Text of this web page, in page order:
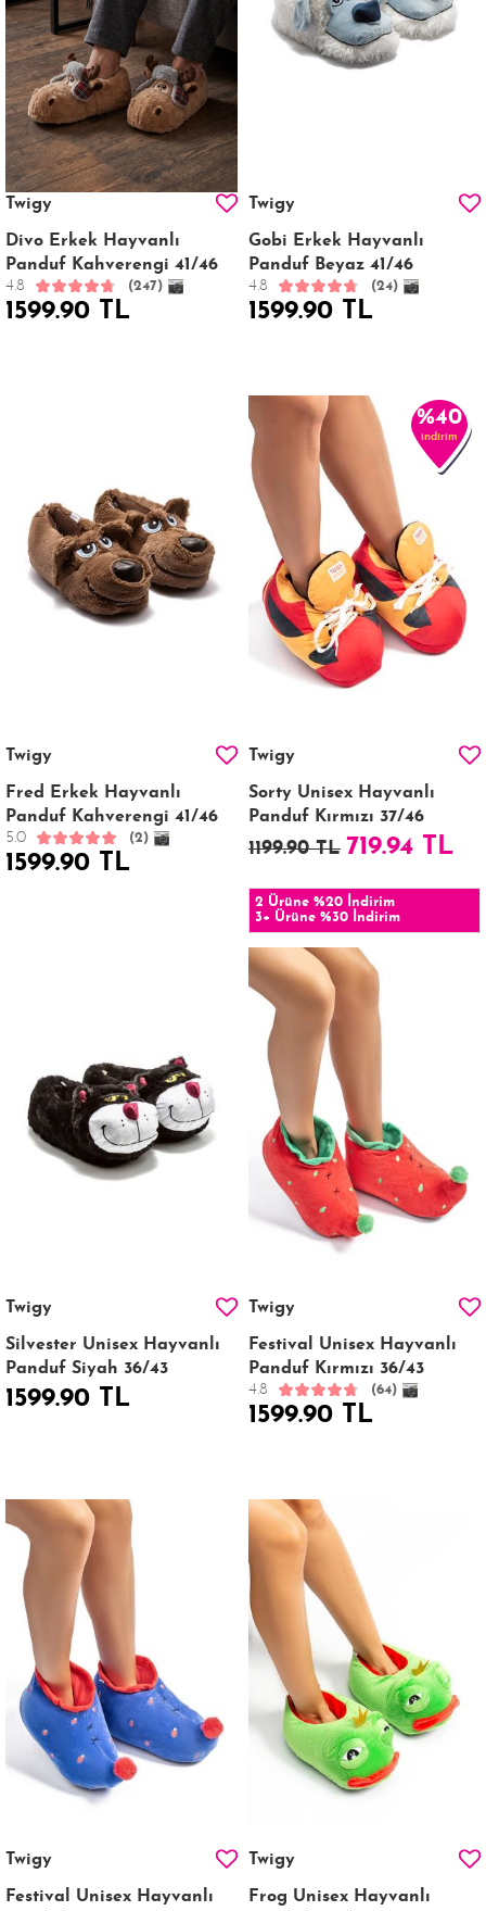
Twigy
Divo Erkek Hayvanlı
Panduf Kahverengi 41/46
4.8 (247)
1599.90 TL
Twigy
Gobi Erkek Hayvanlı
Panduf Beyaz 41/46
4.8 (24)
1599.90 TL
Twigy
Fred Erkek Hayvanlı
Panduf Kahverengi 41/46
5.0 (2)
1599.90 TL
%40
indirim
Twigy
Sorty Unisex Hayvanlı
Panduf Kırmızı 37/46
1199.90 TL 719.94 TL
2 Ürüne %20 İndirim
3+ Ürüne %30 İndirim
Twigy
Silvester Unisex Hayvanlı
Panduf Siyah 36/43
1599.90 TL
Twigy
Festival Unisex Hayvanlı
Panduf Kırmızı 36/43
4.8 (64)
1599.90 TL
Twigy
Festival Unisex Hayvanlı
Twigy
Frog Unisex Hayvanlı